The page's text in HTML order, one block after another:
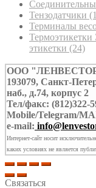
Тензодатчики
Терминалы
этикетки (24)
ООО
193079, Санкт-
наб., д.74, корпус 2
Тел/факс: (812)322-
Mobile/Telegram/
e-mail:
Интернет-сайт носит
каких условиях не является
Связаться